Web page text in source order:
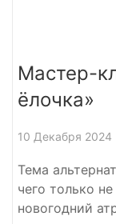
Мастер-
ёлочка»
10 Декабря 2024
Тема
чего только
новогодний